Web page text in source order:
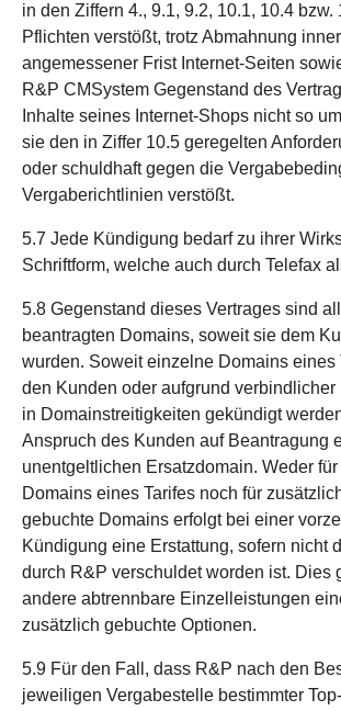
in den Ziffern 4., 9.1, 9.2, 10.1, 10.4 bzw.
Pflichten verstößt, trotz Abmahnung
angemessener Frist Internet-Seiten
R&P CMSystem Gegenstand des
Inhalte seines Internet-Shops nicht so
sie den in Ziffer 10.5 geregelten
oder schuldhaft gegen die
Vergaberichtlinien verstößt.
5.7 Jede Kündigung bedarf zu ihrer
Schriftform, welche auch durch Telefax
5.8 Gegenstand dieses Vertrages sind
beantragten Domains, soweit sie dem
wurden. Soweit einzelne Domains eines
den Kunden oder aufgrund
in Domainstreitigkeiten gekündigt
Anspruch des Kunden auf Beantragung
unentgeltlichen Ersatzdomain. Weder
Domains eines Tarifes noch für
gebuchte Domains erfolgt bei einer
Kündigung eine Erstattung, sofern nicht
durch R&P verschuldet worden ist. Dies
andere abtrennbare Einzelleistungen
zusätzlich gebuchte Optionen.
5.9 Für den Fall, dass R&P nach den
jeweiligen Vergabestelle bestimmter